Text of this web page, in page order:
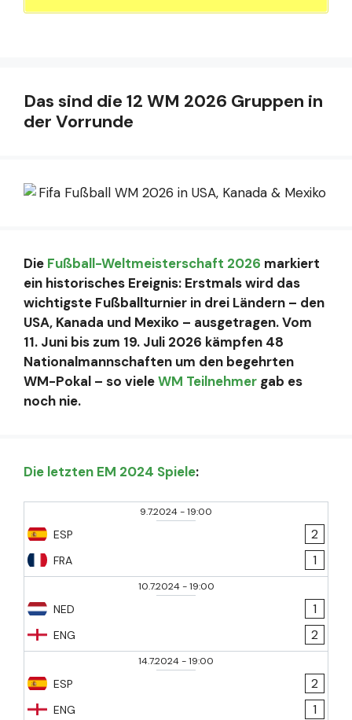
Das sind die 12 WM 2026 Gruppen in
der Vorrunde
Die Fußball-Weltmeisterschaft 2026 markiert
ein historisches Ereignis: Erstmals wird das
wichtigste Fußballturnier in drei Ländern – den
USA, Kanada und Mexiko – ausgetragen. Vom
11. Juni bis zum 19. Juli 2026 kämpfen 48
Nationalmannschaften um den begehrten
WM-Pokal – so vieleWM Teilnehmer gab es
noch nie.
Die letzten EM 2024 Spiele:
9.7.2024-19:00
ESP
FRA
2
1
10.7.2024-19:00
NED
ENG
1
2
14.7.2024-19:00
ESP
ENG
2
1